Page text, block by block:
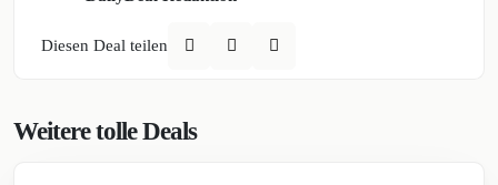
Diesen Deal teilen
Weitere tolle Deals